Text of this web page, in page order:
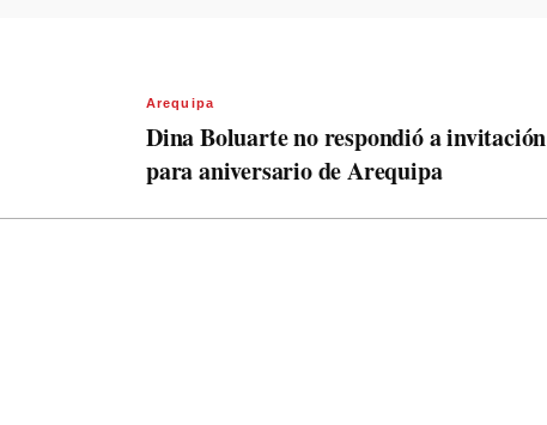
Arequipa
Dina Boluarte no respondió a invitación
para aniversario de Arequipa